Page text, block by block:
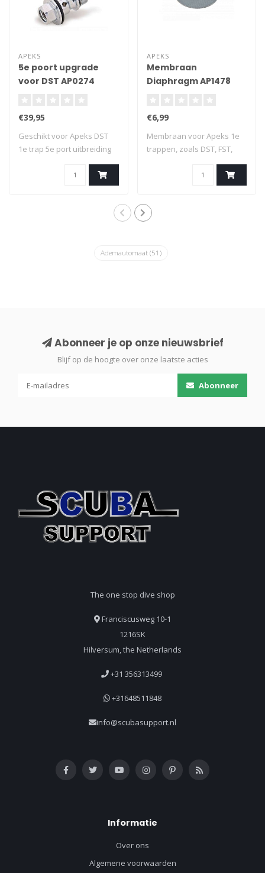
APEKS
5e poort upgrade
voor DST AP0274
€39,95
Geschikt voor Apeks DST
1e trap 5e port uitbreiding
APEKS
Membraan
Diaphragm AP1478
€6,99
Membraan voor Apeks 1e
trappen, zoals DST, FST,
Ademautomaat (51)
Abonneer je op onze nieuwsbrief
Blijf op de hoogte over onze laatste acties
Abonneer
The one stop dive shop
Franciscusweg 10-1
1216SK
Hilversum, the Netherlands
+31 356313499
+31648511848
info@scubasupport.nl
Informatie
Over ons
Algemene voorwaarden